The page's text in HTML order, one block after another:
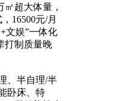
超大体量，
16500元/月
文娱”一体化
打制质量晚
半自理/半
卧床、特